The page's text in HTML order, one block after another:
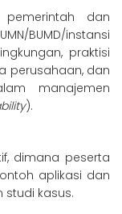
dan
BUMD/instansi
praktisi
perusahaan, dan
manajemen
).
dimana peserta
aplikasi dan
studi kasus.